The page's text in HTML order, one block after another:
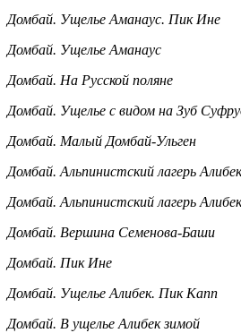
Домбай. Ущелье Аманаус. Пик Ине
Домбай. Ущелье Аманаус
Домбай. На Русской поляне
Домбай. Ущелье с видом на Зуб
Домбай. Малый Домбай-Ульген
Домбай. Альпинистский лагерь Алибек
Домбай. Альпинистский лагерь
Домбай. Вершина Семенова-Баши
Домбай. Пик Ине
Домбай. Ущелье Алибек. Пик Капп
Домбай. В ущелье Алибек зимой